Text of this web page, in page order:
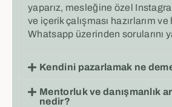
yaparız, mesleğine özel
ve içerik çalışması hazırlarım
Whatsapp üzerinden sorularını
Kendini pazarlamak ne
Mentorluk ve danışmanlık
nedir?